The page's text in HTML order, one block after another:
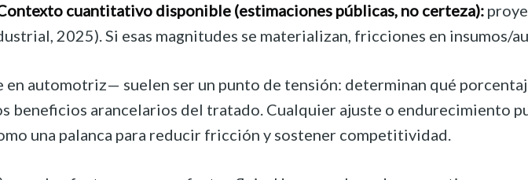
cuantitativo disponible (estimaciones públicas, no certeza):
2025). Si esas magnitudes se materializan, fricciones en
automotriz— suelen ser un punto de tensión: determinan qué
beneficios arancelarios del tratado. Cualquier ajuste o
una palanca para reducir fricción y sostener competitividad.